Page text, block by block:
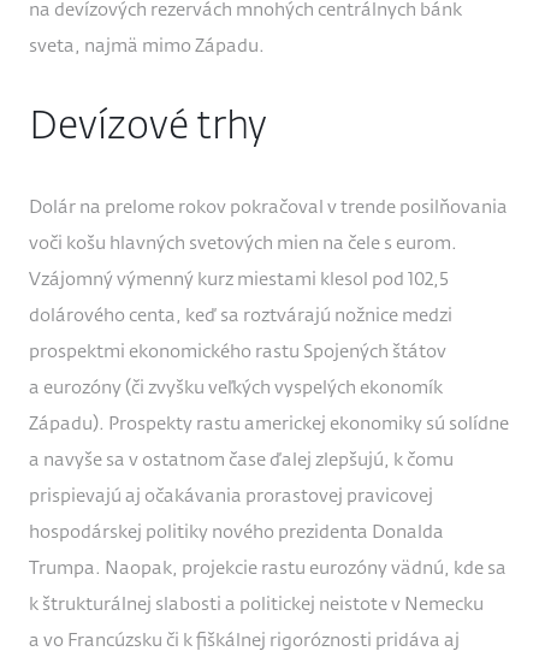
na devízových rezervách mnohých centrálnych bánk
sveta, najmä mimo Západu.
Devízové trhy
Dolár na prelome rokov pokračoval v trende posilňovania
voči košu hlavných svetových mien na čele s eurom.
Vzájomný výmenný kurz miestami klesol pod 102,5
dolárového centa, keď sa roztvárajú nožnice medzi
prospektmi ekonomického rastu Spojených štátov
a eurozóny (či zvyšku veľkých vyspelých ekonomík
Západu). Prospekty rastu americkej ekonomiky sú solídne
a navyše sa v ostatnom čase ďalej zlepšujú, k čomu
prispievajú aj očakávania prorastovej pravicovej
hospodárskej politiky nového prezidenta Donalda
Trumpa. Naopak, projekcie rastu eurozóny vädnú, kde sa
k štrukturálnej slabosti a politickej neistote v Nemecku
a vo Francúzsku či k fiškálnej rigoróznosti pridáva aj